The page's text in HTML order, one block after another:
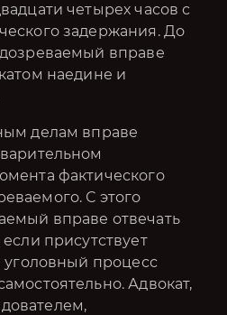
четырех часов с
задержания. До
вправе
наедине и
делам вправе
фактического
С этого
вправе отвечать
присутствует
уголовный процесс
Адвокат,